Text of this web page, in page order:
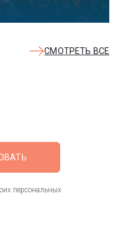
СМОТРЕТЬ ВСЕ
персональных